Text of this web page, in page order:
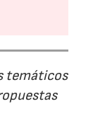
temáticos